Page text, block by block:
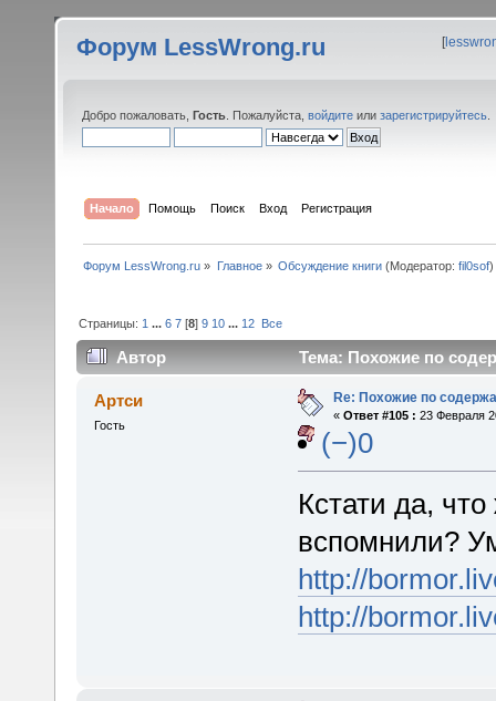
Форум LessWrong.ru [
Добро пожаловать, Гость . Пожалуйста, войдите или зарегистрируйтесь
Начало Помощь Поиск Вход Регистрация
Форум LessWrong.ru » Главное» Обсуждение книги(Модератор: fil0sof)
Страницы: 1 ...6 7 [8]9 10 ... 12 Все
Автор Тема: Похожие по
Артси
Гость
Re: Похожие по
« Ответ #105 : 23 Февраля
(−)0
Кстати да,
вспомнили?
http://
http://